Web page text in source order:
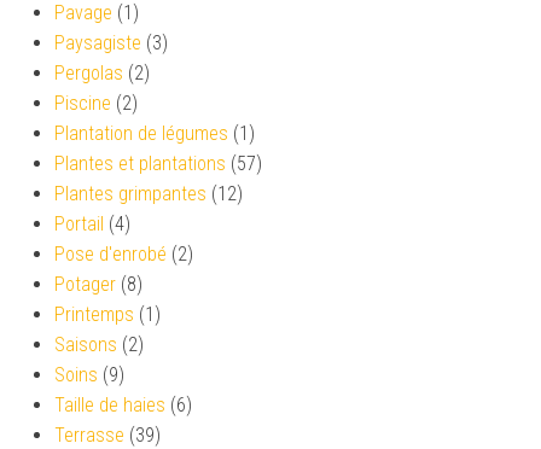
Pavage (1)
Paysagiste (3)
Pergolas (2)
Piscine (2)
Plantation de légumes (1)
Plantes et plantations (57)
Plantes grimpantes (12)
Portail (4)
Pose d'enrobé (2)
Potager (8)
Printemps (1)
Saisons (2)
Soins (9)
Taille de haies (6)
Terrasse (39)